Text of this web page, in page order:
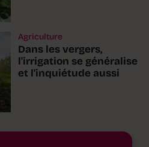
Agriculture
Dans les vergers,
l'irrigation se généralise
et l'inquiétude aussi